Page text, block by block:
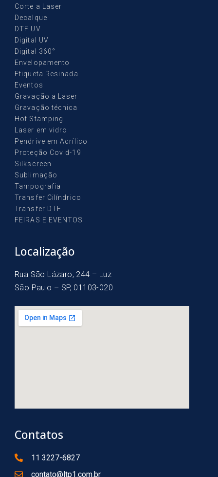
Corte a Laser
Decalque
DTF UV
Digital UV
Digital 360°
Envelopamento
Etiqueta Resinada
Eventos
Gravação a Laser
Gravação técnica
Hot Stamping
Laser em vidro
Pendrive em Acrílico
Proteção Covid-19
Silkscreen
Sublimação
Tampografia
Transfer Cilíndrico
Transfer DTF
FEIRAS E EVENTOS
Localização
Rua São Lázaro, 244 – Luz
São Paulo – SP, 01103-020
Contatos
11 3227-6827
contato@ltp1.com.br